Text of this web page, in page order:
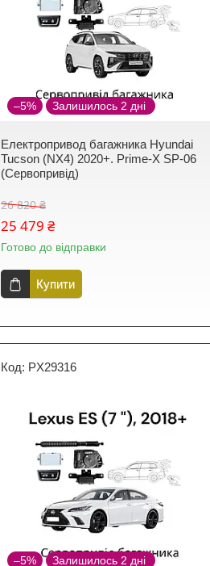
–5% Залишилось 2 дні
Електропривод багажника Hyundai
Tucson (NX4) 2020+. Prime-X SP-06
(Сервопривід)
26 820 ₴
25 479 ₴
Готово до відправки
Купити
PX29316
–5% Залишилось 2 дні